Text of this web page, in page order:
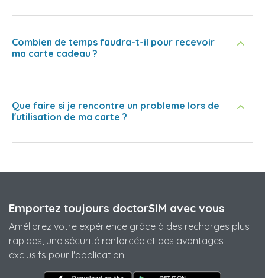
Combien de temps faudra-t-il pour recevoir
ma carte cadeau ?
Que faire si je rencontre un probleme lors de
l'utilisation de ma carte ?
Emportez toujours doctorSIM avec vous
Améliorez votre expérience grâce à des recharges plus
rapides, une sécurité renforcée et des avantages
exclusifs pour l'application.